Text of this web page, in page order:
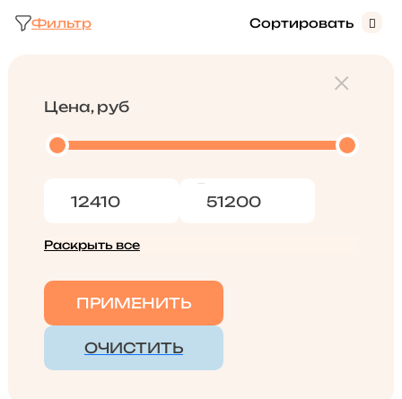
Фильтр Сортировать
Цена, руб
Раскрыть все
ПРИМЕНИТЬ
ОЧИСТИТЬ